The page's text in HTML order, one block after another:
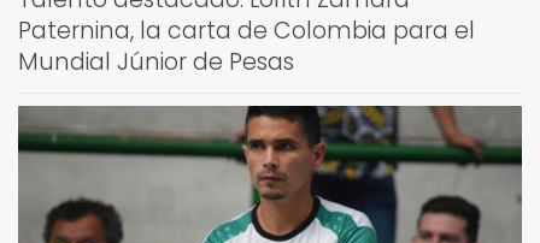
Paternina, la carta de Colombia para el
Mundial Júnior de Pesas